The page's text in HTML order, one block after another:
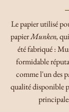
Le papier utilisé
papierMunken,
été fabriqué :
formidable
comme l'un des
qualité disponible